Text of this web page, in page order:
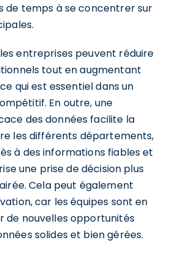
de temps à se concentrer sur
entreprises peuvent réduire
tout en augmentant
qui est essentiel dans un
En outre, une
des données facilite la
les différents départements,
à des informations fiables et
une prise de décision plus
Cela peut également
car les équipes sont en
de nouvelles opportunités
solides et bien gérées.